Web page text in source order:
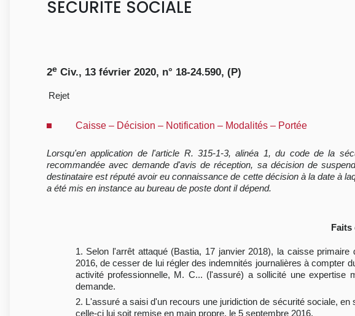
SECURITE SOCIALE
2e Civ., 13 février 2020, n° 18-24.590, (P)
Rejet
Caisse – Décision – Notification – Modalités – Portée
Lorsqu'en application de l'article R. 315-1-3, alinéa 1, du code de la
recommandée avec demande d'avis de réception, sa décision de
destinataire est réputé avoir eu connaissance de cette décision à la date à
a été mis en instance au bureau de poste dont il dépend.
Faits
1. Selon l'arrêt attaqué (Bastia, 17 janvier 2018), la caisse
2016, de cesser de lui régler des indemnités journalières à compter
activité professionnelle, M. C... (l'assuré) a sollicité une
demande.
2. L'assuré a saisi d'un recours une juridiction de sécurité sociale,
celle-ci lui soit remise en main propre, le 5 septembre 2016.